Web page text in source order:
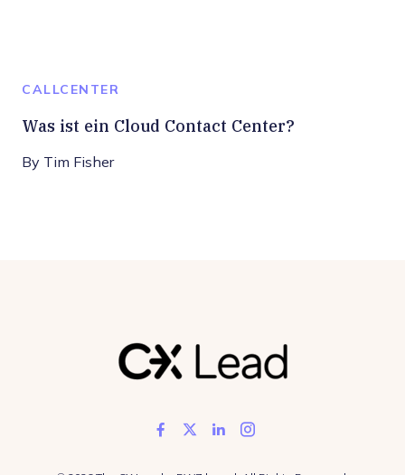
CALLCENTER
Was ist ein Cloud Contact Center?
By Tim Fisher
Like us on Facebook
Follow us on Twitter
Add us on LinkedIn
Follow us on